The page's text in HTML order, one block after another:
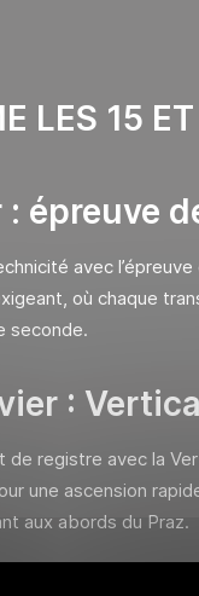
LES 15
épreuve
avec
où chaque
seconde.
:
de registre avec la
une ascension
aux abords du Praz.